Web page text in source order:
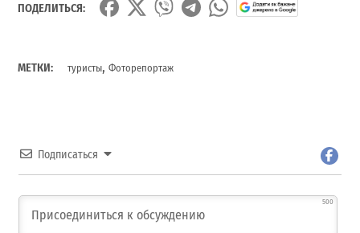
ПОДЕЛИТЬСЯ:
МЕТКИ: туристы,Фоторепортаж
Подписаться
500